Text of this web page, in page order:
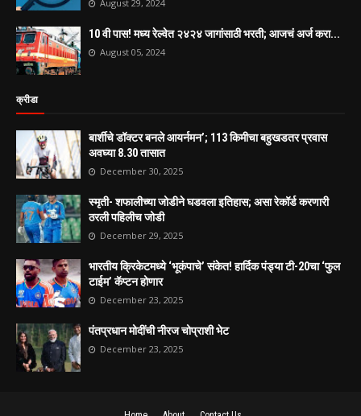
August 29, 2024
10 वी पास! मध्य रेल्वेत २४२४ जागांसाठी भरती; आजचं अर्ज करा...
August 05, 2024
क्रीडा
बार्शीचे डॉक्टर बनले आयर्नमन’; 113 किमीचा बहुखडतर प्रवास
अवघ्या 8.30 तासात
December 30, 2025
स्मृती- शफालीच्या जोडीने घडवला इतिहास; असा रेकॉर्ड करणारी
ठरली पहिलीच जोडी
December 29, 2025
भारतीय क्रिकेटमध्ये ‘भूकंपाचे’ संकेत! हार्दिक पंड्या टी-20चा ‘फुल
टाईम’ कॅप्टन होणार
December 23, 2025
पंतप्रधान मोदींची नीरज चोप्राशी भेट
December 23, 2025